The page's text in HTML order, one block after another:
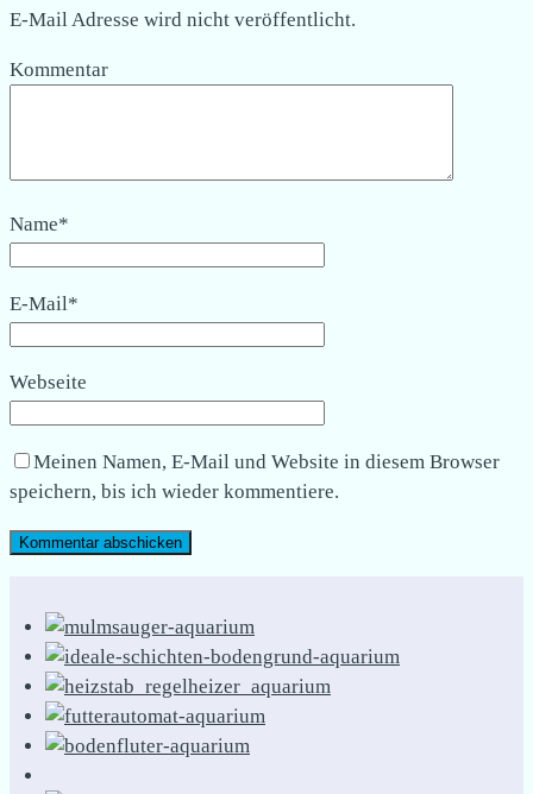
E-Mail Adresse wird nicht veröffentlicht.
Kommentar
Name*
E-Mail*
Webseite
Meinen Namen, E-Mail und Website in diesem Browser
speichern, bis ich wieder kommentiere.